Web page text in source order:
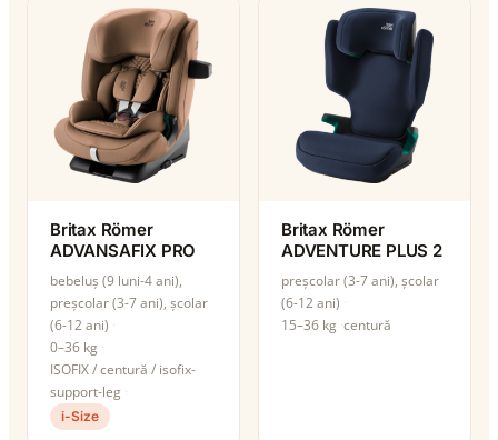
Britax Römer
ADVANSAFIX PRO
bebeluș (9 luni-4 ani),
preșcolar (3-7 ani), școlar
(6-12 ani)
0–36 kg
ISOFIX / centură / isofix-
support-leg
i-Size
Britax Römer
ADVENTURE PLUS 2
preșcolar (3-7 ani), școlar
(6-12 ani)
15–36 kg centură